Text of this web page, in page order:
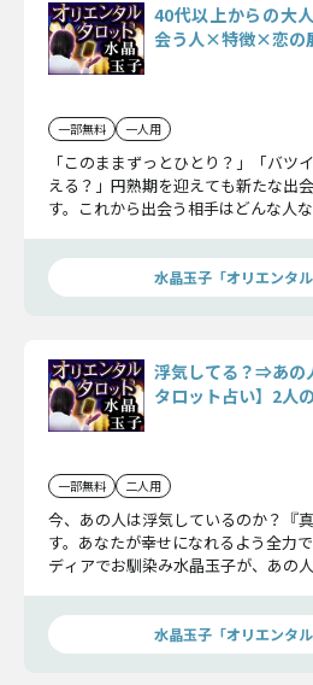
40代以上からの大
会う人×特徴×恋の
一部無料 一人用
「このままずっとひとり？」「バツ
える？」円熟期を迎えても新たな出
す。これから出会う相手はどんな人
上の大人の恋を詳細にお伝えしまし
水晶玉子「オリエンタル
浮気してる？⇒あの
タロット占い】2人
一部無料 二人用
今、あの人は浮気しているのか？『
す。あなたが幸せになれるよう全力
ディアでお馴染み水晶玉子が、あの
水晶玉子「オリエンタル